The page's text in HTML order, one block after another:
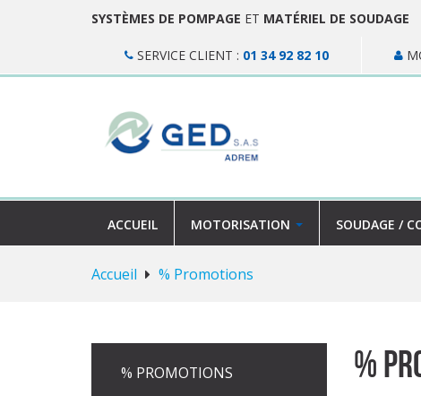
SYSTÈMES DE POMPAGE ET MATÉRIEL DE SOUDAGE
SERVICE CLIENT : 01 34 92 82 10
ACCUEIL MOTORISATION SOUDAGE /
Accueil % Promotions
% PROMOTIONS %